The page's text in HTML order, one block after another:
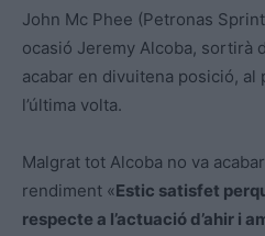
John Mc Phee (Petronas
ocasió Jeremy Alcoba, sortirà
acabar en divuitena posició,
l’última volta.
Malgrat tot Alcoba no va
rendiment «Estic satisfet
respecte a l’actuació d’ahir i